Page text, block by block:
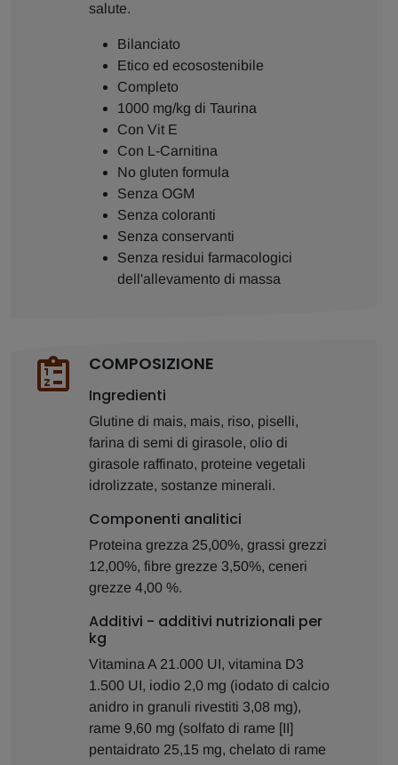
salute.
Bilanciato
Etico ed ecosostenibile
Completo
1000 mg/kg di Taurina
Con Vit E
Con L-Carnitina
No gluten formula
Senza OGM
Senza coloranti
Senza conservanti
Senza residui farmacologici
dell'allevamento di massa
COMPOSIZIONE
Ingredienti
Glutine di mais, mais, riso, piselli,
farina di semi di girasole, olio di
girasole raffinato, proteine vegetali
idrolizzate, sostanze minerali.
Componenti analitici
Proteina grezza 25,00%, grassi grezzi
12,00%, fibre grezze 3,50%, ceneri
grezze 4,00 %.
Additivi - additivi nutrizionali per
kg
Vitamina A 21.000 UI, vitamina D3
1.500 UI, iodio 2,0 mg (iodato di calcio
anidro in granuli rivestiti 3,08 mg),
rame 9,60 mg (solfato di rame [II]
pentaidrato 25,15 mg, chelato di rame